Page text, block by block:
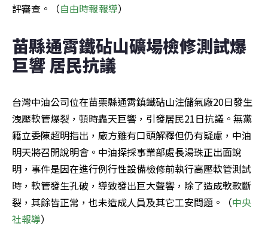
評審查。（自由時報報導）
苗縣通霄鐵砧山礦場檢修測試爆
巨響 居民抗議
台灣中油公司位在苗栗縣通霄鎮鐵砧山注儲氣廠20日發生
洩壓軟管爆裂，頓時轟天巨響，引發居民21日抗議。無黨
籍立委陳超明指出，廠方雖有口頭解釋但仍有疑慮，中油
明天將召開說明會。中油探採事業部處長湯珠正出面說
明，事件是因在進行例行性設備檢修前執行高壓軟管測試
時，軟管發生孔破，導致發出巨大聲響，除了造成軟款斷
裂，其餘皆正常，也未造成人員及其它工安問題。（中央
社報導）